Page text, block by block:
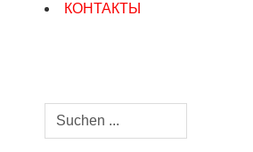
КОНТАКТЫ